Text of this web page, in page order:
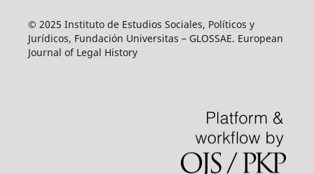
© 2025 Instituto de Estudios Sociales, Políticos y
Jurídicos, Fundación Universitas – GLOSSAE. European
Journal of Legal History